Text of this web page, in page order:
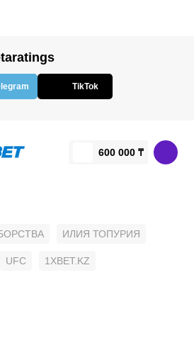
TikTok
600 000 ₸
ИЛИЯ ТОПУРИЯ
UFC 1XBET.KZ